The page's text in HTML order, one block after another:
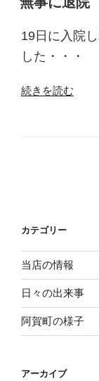
日:
19日に入院
した・・・
“無
続きを読む
ビ
ー
シ
ョ
ン
カテゴリー
当店の情報
日々の出来事
阿賀町の様子
アーカイブ